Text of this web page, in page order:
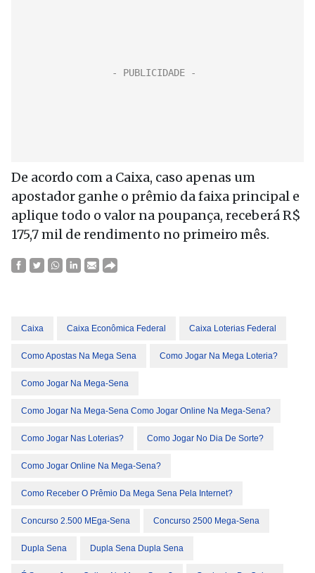
De acordo com a Caixa, caso apenas um
apostador ganhe o prêmio da faixa principal e
aplique todo o valor na poupança, receberá R$
175,7 mil de rendimento no primeiro mês.
Caixa Caixa Econômica Federal Caixa Loterias Federal
Como Apostas Na Mega Sena Como Jogar Na Mega Loteria?
Como Jogar Na Mega-Sena
Como Jogar Na Mega-Sena Como Jogar Online Na Mega-Sena?
Como Jogar Nas Loterias? Como Jogar No Dia De Sorte?
Como Jogar Online Na Mega-Sena?
Como Receber O Prêmio Da Mega Sena Pela Internet?
Concurso 2.500 MEga-Sena Concurso 2500 Mega-Sena
Dupla Sena Dupla Sena Dupla Sena